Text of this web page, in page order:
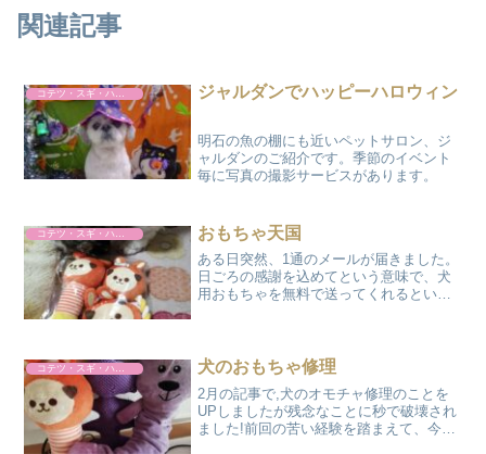
関連記事
ジャルダンでハッピーハロウィン
明石の魚の棚にも近いペットサロン、ジ
ャルダンのご紹介です。季節のイベント
毎に写真の撮影サービスがあります。
おもちゃ天国
ある日突然、1通のメールが届きました。
日ごろの感謝を込めてという意味で、犬
用おもちゃを無料で送ってくれるという
前の記事で詳...
犬のおもちゃ修理
2月の記事で,犬のオモチャ修理のことを
UPしましたが残念なことに秒で破壊され
ました!前回の苦い経験を踏まえて、今回